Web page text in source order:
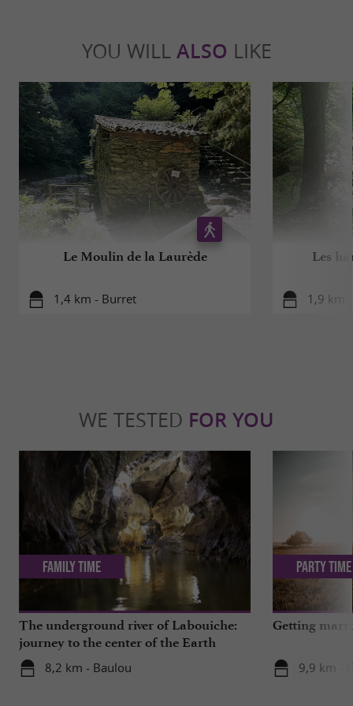
YOU WILL ALSO LIKE
Le Moulin de la Laurède
1,4 km - Burret
Les
1,9 km
WE TESTED FOR YOU
The underground river of Labouiche:
journey to the center of the Earth
8,2 km - Baulou
Family Time
Getting
9,9 km -
Party Time